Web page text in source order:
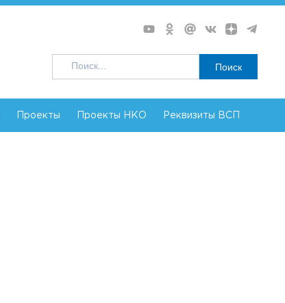
Поиск
Проекты Проекты НКО Реквизиты ВСП